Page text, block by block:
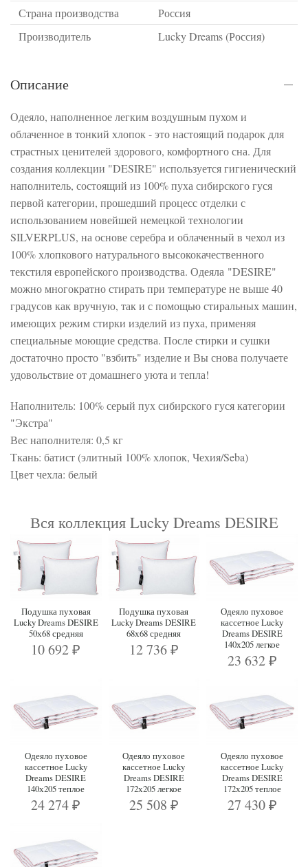
Страна производства
Россия
Производитель
Lucky Dreams (Россия)
Описание
Одеяло, наполненное легким воздушным пухом и
облаченное в тонкий хлопок - это настоящий подарок для
страстных ценителей здорового, комфортного сна. Для
создания коллекции "DESIRE" используется гигиенический
наполнитель, состоящий из 100% пуха сибирского гуся
первой категории, прошедший процесс отделки с
использованием новейшей немецкой технологии
SILVERPLUS, на основе серебра и облаченный в чехол из
100% хлопкового натурального высококачественного
текстиля европейского производства. Одеяла "DESIRE"
можно многократно стирать при температуре не выше 40
градусов как вручную, так и с помощью стиральных машин,
имеющих режим стирки изделий из пуха, применяя
специальные моющие средства. После стирки и сушки
достаточно просто "взбить" изделие и Вы снова получаете
удовольствие от домашнего уюта и тепла!
Наполнитель: 100% серый пух сибирского гуся категории
"Экстра"
Вес наполнителя: 0,5 кг
Ткань: батист (элитный 100% хлопок, Чехия/Seba)
Цвет чехла: белый
Вся коллекция Lucky Dreams DESIRE
Подушка пуховая
Lucky Dreams DESIRE
50х68 средняя
10 692₽
Подушка пуховая
Lucky Dreams DESIRE
68х68 средняя
12 736 ₽
Одеяло пуховое
кассетное Lucky
Dreams DESIRE
140х205 легкое
23 632 ₽
Одеяло пуховое
кассетное Lucky
Dreams DESIRE
140х205 теплое
24 274₽
Одеяло пуховое
кассетное Lucky
Dreams DESIRE
172х205 легкое
25 508 ₽
Одеяло пуховое
кассетное Lucky
Dreams DESIRE
172х205 теплое
27 430 ₽